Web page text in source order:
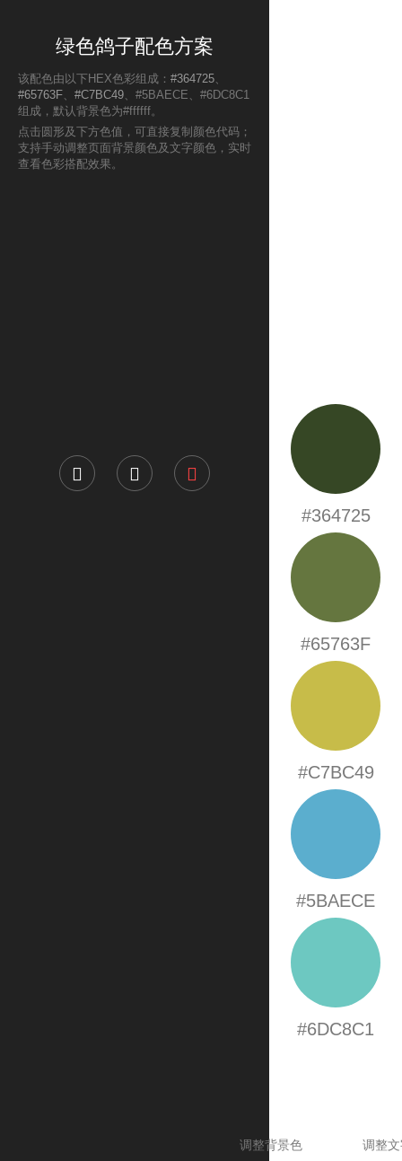
绿色鸽子配色方案
该配色由以下HEX色彩组成： #364725、
#65763F、 #C7BC49、#5BAECE、#6DC8C1
组成，默认背景色为#ffffff。
点击圆形及下方色值，可直接复制颜色代码；
支持手动调整页面背景颜色及文字颜色，实时
查看色彩搭配效果。
#364725
#65763F
#C7BC49
#5BAECE
#6DC8C1
调整背景色 调整